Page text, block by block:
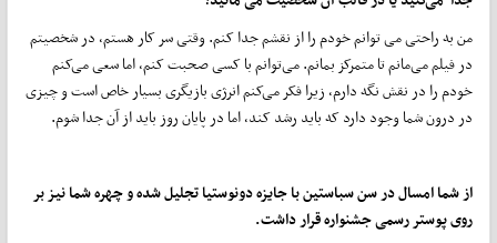
من به راحتی می توانم خودم را از نقشم جدا کنم. وقتی سر کار هستم، در شخصیتم
در فیلم می‌مانم تا متمرکز بمانم. می‌توانم با کسی صحبت کنم، اما سعی می‌کنم
خودم را در نقش نگه دارم، زیرا فکر می‌کنم انرژی بازیگری بسیار خاص است و چیزی
در درون شما وجود دارد که باید رشد کند، اما در پایان روز باید از آن جدا شوم.
از شما امسال در سن سباستین با جایزه دونوستیا تجلیل شده و چهره شما نیز بر
روی پوستر رسمی جشنواره قرار داشت.